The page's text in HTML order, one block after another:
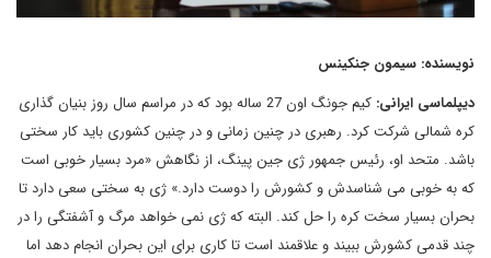
نویسنده: سیمون جنکینس
دیپلماسی ایرانی:
کیم جونگ اون 27 ساله بود که در مراسم سال روز بنیان گذاری
کره شمالی شرکت کرد. رهبری در چنین زمانی و در چنین کشوری باید کار سختی
باشد. متحد او، رئیس جمهور ژی جین پینگ، از نگاهش «مرد بسیار خوبی است
که به خوبی می شناسدش و کشورش را دوست دارد.» ژی به سختی سعی دارد تا
بحران بسیار سخت کره را حل کند. البته که ژی نمی خواهد مرگ و آشفتگی را در
چند قدمی کشورش ببیند و علاقمند است تا کاری برای این بحران انجام دهد اما